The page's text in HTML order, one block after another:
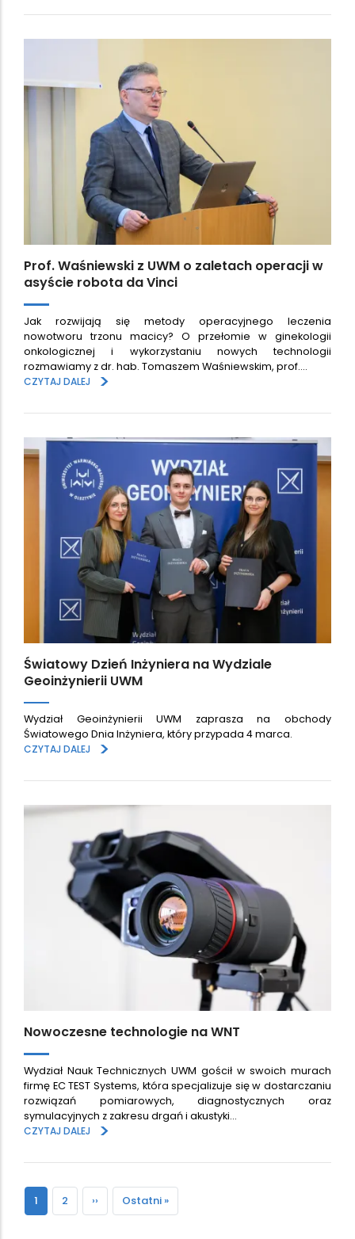
Prof. Waśniewski z UWM o zaletach operacji w
asyście robota da Vinci
Jak rozwijają się metody operacyjnego leczenia
nowotworu trzonu macicy? O przełomie w ginekologii
onkologicznej i wykorzystaniu nowych technologii
rozmawiamy z dr. hab. Tomaszem Waśniewskim, prof.…
CZYTAJ DALEJ
>
Światowy Dzień Inżyniera na Wydziale
Geoinżynierii UWM
Wydział Geoinżynierii UWM zaprasza na obchody
Światowego Dnia Inżyniera, który przypada 4 marca.
CZYTAJ DALEJ
>
Nowoczesne technologie na WNT
Wydział Nauk Technicznych UWM gościł w swoich murach
firmę EC TEST Systems, która specjalizuje się w dostarczaniu
rozwiązań pomiarowych, diagnostycznych oraz
symulacyjnych z zakresu drgań i akustyki…
CZYTAJ DALEJ
>
Paginacja
Bieżąca
1 Strona
2
Następna
››
Ostatnia
Ostatni »